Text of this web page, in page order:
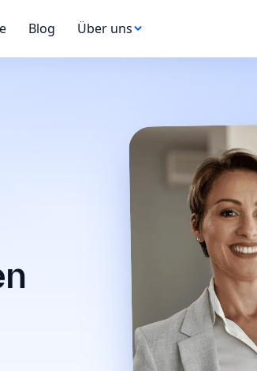
Blog Über uns